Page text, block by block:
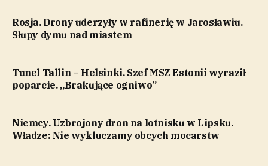
Rosja. Drony uderzyły w rafinerię w Jarosławiu.
Słupy dymu nad miastem
Tunel Tallin – Helsinki. Szef MSZ Estonii wyraził
poparcie. „Brakujące ogniwo”
Niemcy. Uzbrojony dron na lotnisku w Lipsku.
Władze: Nie wykluczamy obcych mocarstw